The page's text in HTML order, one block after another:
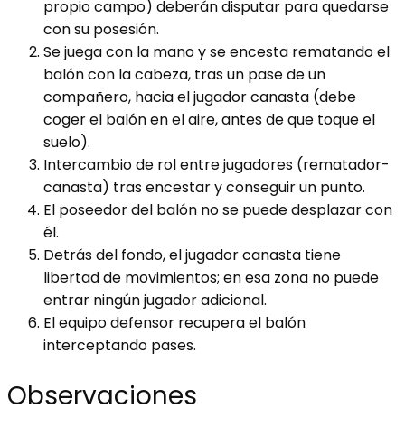
propio campo) deberán disputar para quedarse
con su posesión.
Se juega con la mano y se encesta rematando el
balón con la cabeza, tras un pase de un
compañero, hacia el jugador canasta (debe
coger el balón en el aire, antes de que toque el
suelo).
Intercambio de rol entre jugadores (rematador-
canasta) tras encestar y conseguir un punto.
El poseedor del balón no se puede desplazar con
él.
Detrás del fondo, el jugador canasta tiene
libertad de movimientos; en esa zona no puede
entrar ningún jugador adicional.
El equipo defensor recupera el balón
interceptando pases.
Observaciones